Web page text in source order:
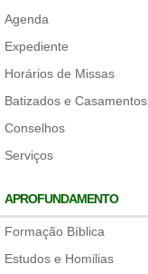
Agenda
Expediente
Horários de Missas
Batizados e Casamentos
Conselhos
Serviços
APROFUNDAMENTO
Formação Bíblica
Estudos e Homilias